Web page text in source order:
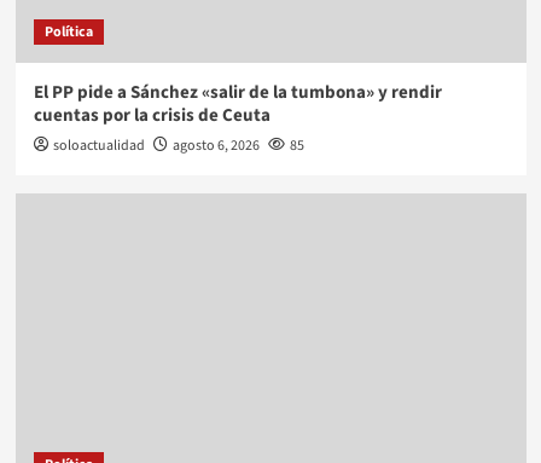
Política
El PP pide a Sánchez «salir de la tumbona» y rendir
cuentas por la crisis de Ceuta
soloactualidad agosto 6, 2026 85